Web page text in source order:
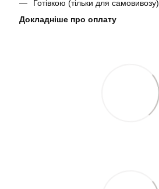
Готівкою (тільки для самовивозу)
Докладніше про оплату